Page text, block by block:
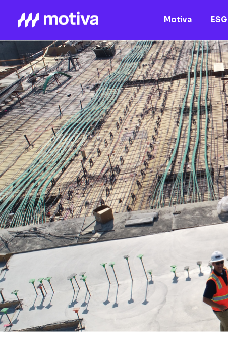
Motiva ESG
Motiva
Nossos Ativos